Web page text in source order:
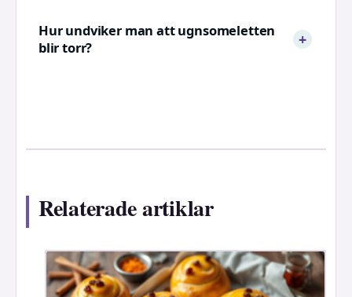
Hur undviker man att ugnsomeletten
blir torr?
Relaterade artiklar